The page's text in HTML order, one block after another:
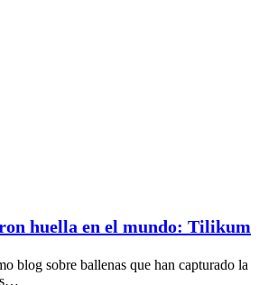
huella en el mundo: Tilikum
blog sobre ballenas que han capturado la